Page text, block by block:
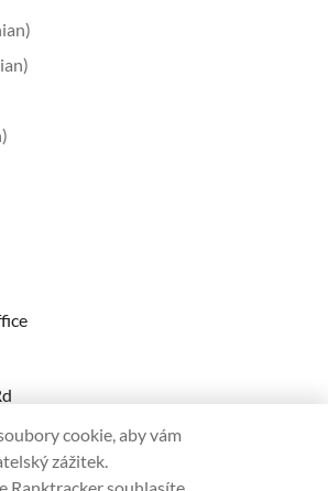
cookie, aby vám
zážitek.